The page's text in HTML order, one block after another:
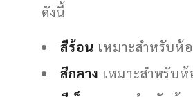
ดังนี้
สีร้อน เหมาะสำหรับห้
สีกลาง เหมาะสำหรับห้